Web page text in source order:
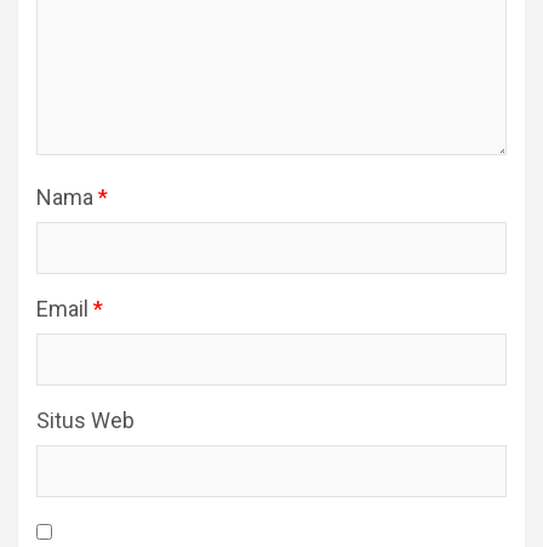
Nama *
Email *
Situs Web